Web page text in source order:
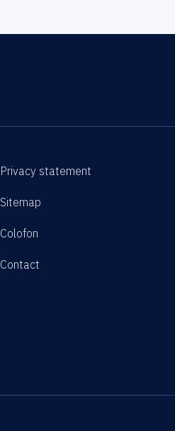
Privacy statement
Sitemap
Colofon
Contact